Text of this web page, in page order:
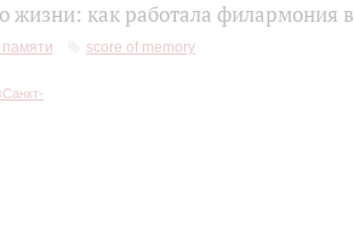
жизни: как работала филармония
памяти score of memory